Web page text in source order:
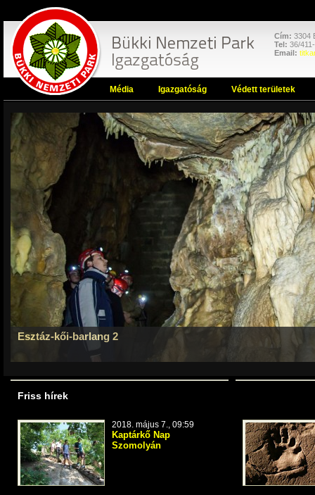
Cím: 3304
Tel: 36/
Email:
Média Igazgatóság Védett területek
Esztáz-kői-barlang 2
Friss hírek
2018. május 7., 09:59
Kaptárkő Nap
Szomolyán